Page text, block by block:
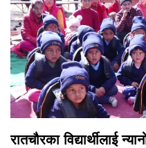
रातचौरका विद्यार्थीलाई